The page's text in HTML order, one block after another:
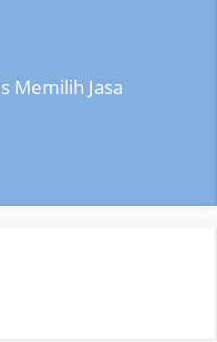
Memilih Jasa